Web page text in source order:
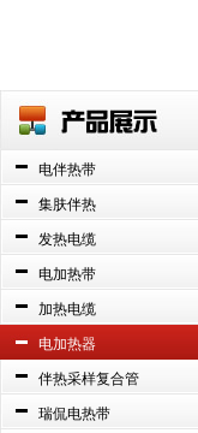
电伴热带
集肤伴热
发热电缆
电加热带
加热电缆
电加热器
伴热采样复合管
瑞侃电热带